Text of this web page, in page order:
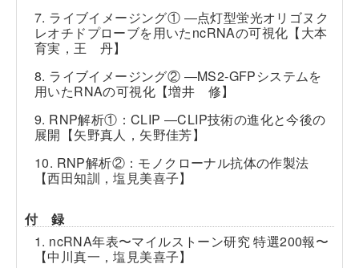
7. ライブイメージング① ―点灯型蛍光オリゴヌク
レオチドプローブを用いたncRNAの可視化【大本
育実，王 丹】
8. ライブイメージング② ―MS2-GFPシステムを
用いたRNAの可視化【増井 修】
9. RNP解析①：CLIP ―CLIP技術の進化と今後の
展開【矢野真人，矢野佳芳】
10. RNP解析②：モノクローナル抗体の作製法
【西田知訓，塩見美喜子】
付 録
1. ncRNA年表〜マイルストーン研究 特選200報〜
【中川真一，塩見美喜子】